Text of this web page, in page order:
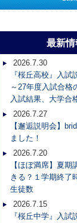
最新情
2026.7.30
『桜丘高校』入試
～27年度入試合格
入試結果、大学合
2026.7.27
【邂逅説明会】
ました！
2026.7.20
【ほぼ満席】夏期
きる？１学期終了
生徒数
2026.7.15
『桜丘中学』入試